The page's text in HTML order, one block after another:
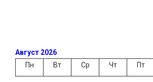
Август 2026
Пн
Вт Ср Чт Пт